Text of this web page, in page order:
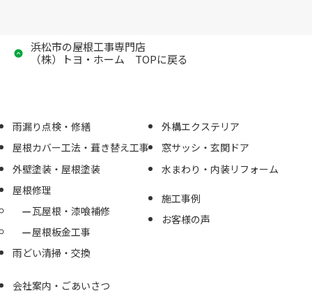
浜松市の屋根工事専門店
（株）トヨ・ホーム TOPに戻る
雨漏り点検・修繕
屋根カバー工法・葺き替え工事
外壁塗装・屋根塗装
屋根修理
瓦屋根・漆喰補修
屋根板金工事
雨どい清掃・交換
外構エクステリア
窓サッシ・玄関ドア
水まわり・内装リフォーム
施工事例
お客様の声
会社案内・ごあいさつ